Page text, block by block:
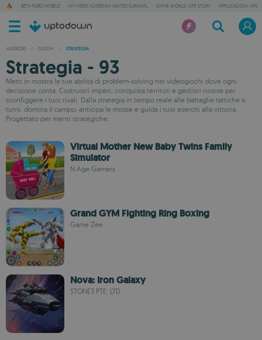
BETA PUBG MOBILE MY HERO ACADEMIA UNITED SURVIVAL GAME WORLD: LIFE STORY APPLICAZIONI VPN
ANDROID / GIOCHI / STRATEGIA
Strategia - 93
Metti in mostra le tue abilità di problem-solving nei videogiochi dove ogni
decisione conta. Costruisci imperi, conquista territori e gestisci risorse per
sconfiggere i tuoi rivali. Dalla strategia in tempo reale alle battaglie tattiche a
turni: domina il campo, anticipa le mosse e guida i tuoi eserciti alla vittoria.
Progettato per menti strategiche.
Virtual Mother New Baby Twins Family
Simulator
N Age Gamers
Grand GYM Fighting Ring Boxing
Game Zee
Nova: Iron Galaxy
STONE3 PTE. LTD.